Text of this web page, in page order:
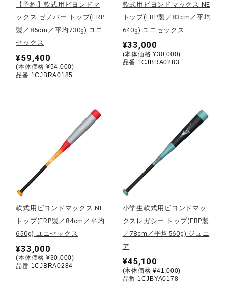
ウォーキングシューズ
ライフスタイルグッズ
寝具／ミズノスリープ
アウトドア／レイン
サポーター
健康／エクササイズ
【予約】軟式用ビヨンドマ
ックス ゼノバー トップ(FRP
製／85cm／平均730g) ユニ
セックス
¥59,400
(本体価格 ¥54,000)
品番 1CJBRA0185
軟式用ビヨンドマックス NE
トップ(FRP製／83cm／平均
640g) ユニセックス
¥33,000
(本体価格 ¥30,000)
品番 1CJBRA0283
軟式用ビヨンドマックス NE
トップ(FRP製／84cm／平均
650g) ユニセックス
¥33,000
(本体価格 ¥30,000)
品番 1CJBRA0284
小学生軟式用ビヨンドマッ
クスレガシー トップ(FRP製
／78cm／平均560g) ジュニ
ア
¥45,100
(本体価格 ¥41,000)
品番 1CJBYA0178